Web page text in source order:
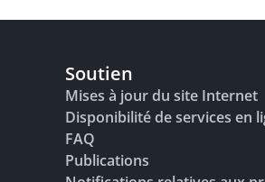
Soutien
Mises à jour du site Internet
Disponibilité de services en
FAQ
Publications